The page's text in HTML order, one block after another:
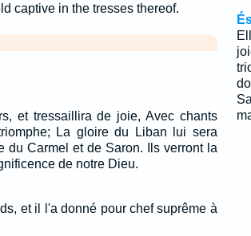
captive in the tresses thereof.
et tressaillira de joie, Avec chants
La gloire du Liban lui sera
du Carmel et de Saron. Ils verront la
de notre Dieu.
et il l'a donné pour chef suprême à